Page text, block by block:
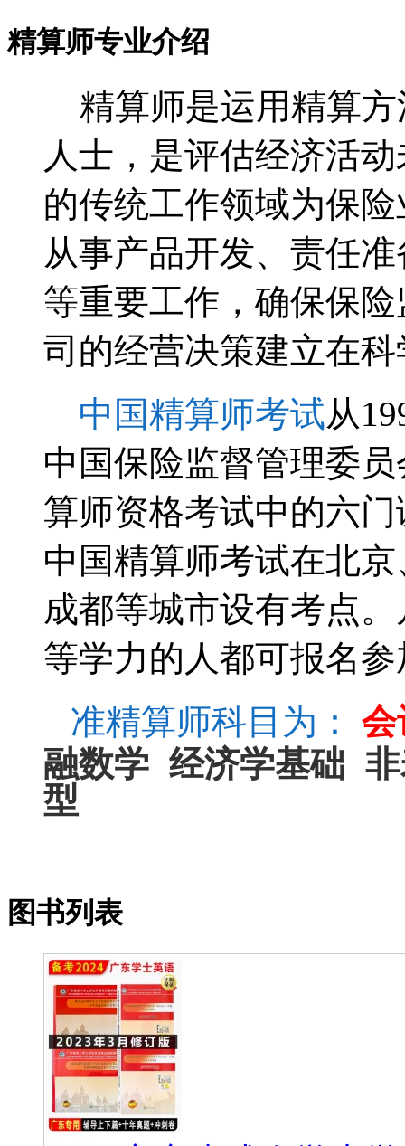
精算师专业介绍
精算师是运用精算方
人士，是评估经济活
的传统工作领域为保
从事产品开发、责任
等重要工作，确保保
司的经营决策建立在
中国精算师考试从
中国保险监督管理委
算师资格考试中的六
中国精算师考试在北
成都等城市设有考点
等学力的人都可报名参
准精算师科目为： 会
融数学 经济学基础
型
图书列表